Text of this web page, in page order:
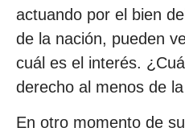
actuando por el bien
de la nación, pueden
cuál es el interés.
derecho al menos de
En otro momento de